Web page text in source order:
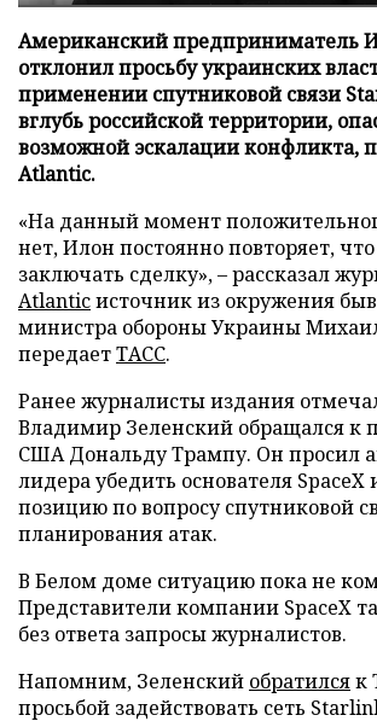
Американский предприниматель
отклонил просьбу украинских
применении спутниковой связи
вглубь российской территории,
возможной эскалации конфликта,
Atlantic.
«На данный момент
нет, Илон постоянно повторяет,
заключать сделку», – рассказал
Atlanticисточник из окружения
министра обороны Украины
передаетТАСС.
Ранее журналисты издания
Владимир Зеленский обращался к
США Дональду Трампу. Он просил
лидера убедить основателя SpaceX
позицию по вопросу спутниковой
планирования атак.
В Белом доме ситуацию пока не
Представители компании SpaceX
без ответа запросы журналистов.
Напомним, Зеленский обратилсяк
просьбой задействовать сеть